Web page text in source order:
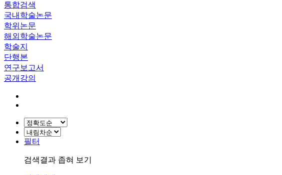
통합검색
국내학술논문
학위논문
해외학술논문
학술지
단행본
연구보고서
공개강의
필터
검색결과 좁혀 보기